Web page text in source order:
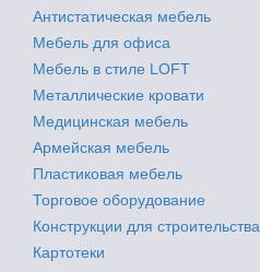
Антистатическая мебель
Мебель для офиса
Мебель в стиле LOFT
Металлические кровати
Медицинская мебель
Армейская мебель
Пластиковая мебель
Торговое оборудование
Конструкции для строительства
Картотеки